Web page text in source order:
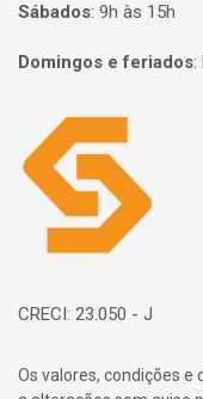
Sábados: 9h às 15h
Domingos e feriados:
Página inicial
CRECI: 23.050 - J
Os valores, condições e